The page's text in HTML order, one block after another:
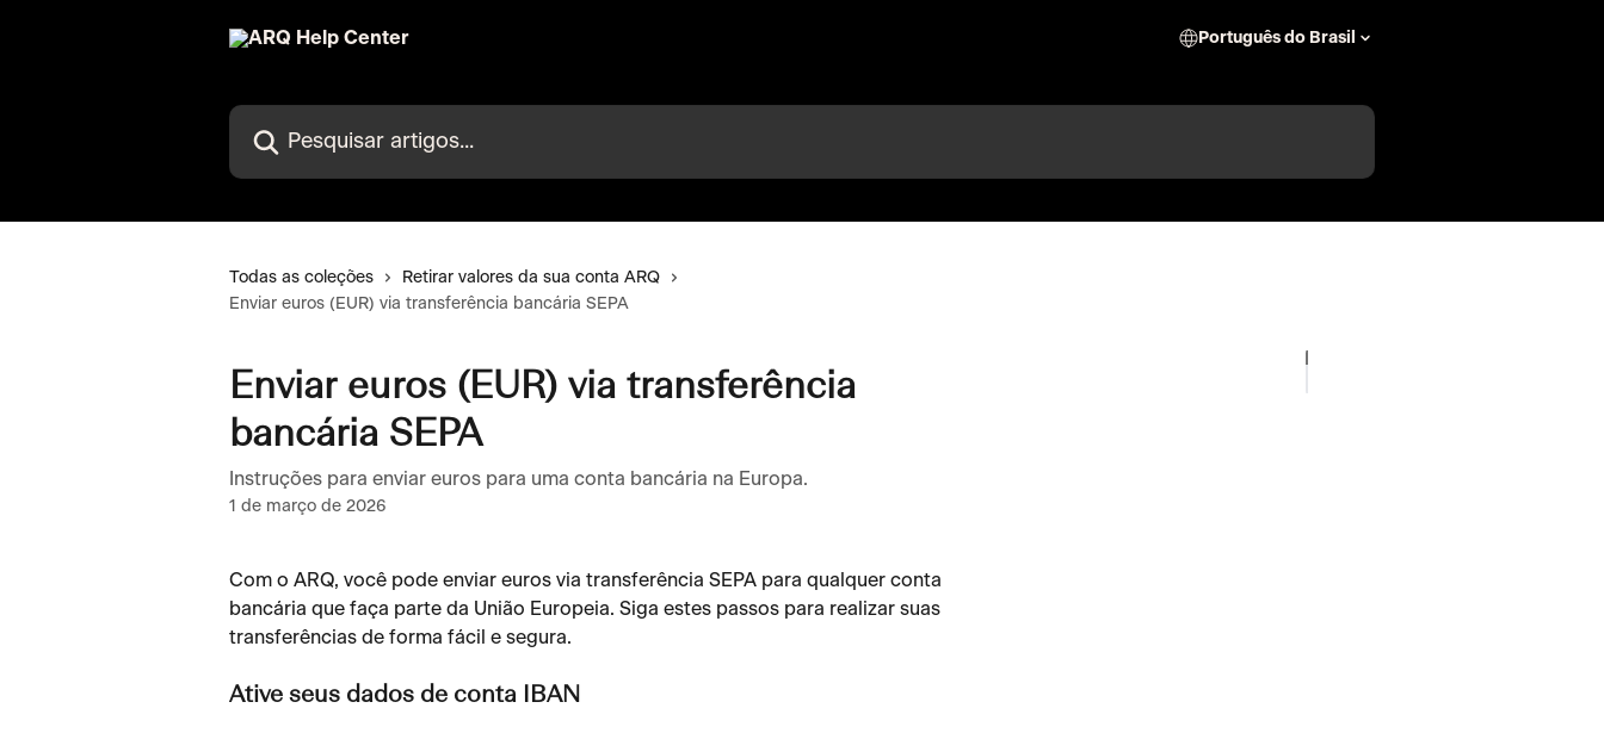
Português do Brasil
Pesquisar artigos...
Todas as coleções
Retirar valores da sua conta ARQ
Enviar euros (EUR) via transferência bancária SEPA
Enviar euros (EUR) via transferência
bancária SEPA
Instruções para enviar euros para uma conta bancária na Europa.
1 de março de 2026
Com o ARQ, você pode enviar euros via transferência SEPA para qualquer conta
bancária que faça parte da União Europeia. Siga estes passos para realizar suas
transferências de forma fácil e segura.
Ative seus dados de conta IBAN